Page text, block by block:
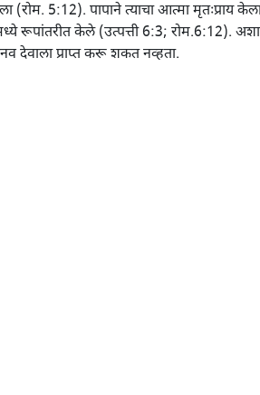
(रोम. 5:12). पापाने त्याचा आत्मा मृतःप्राय
रूपांतरीत केले (उत्पत्ती 6:3; रोम.6:12). अशा
देवाला प्राप्त करू शकत नव्हता.